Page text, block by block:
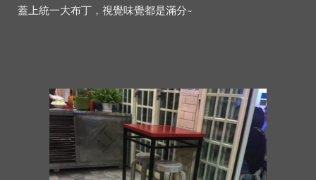
蓋上統一大布丁，視覺味覺都是滿分~